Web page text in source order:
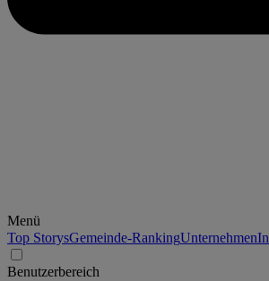
Menü
Top StorysGemeinde-RankingUnternehmen
Benutzerbereich